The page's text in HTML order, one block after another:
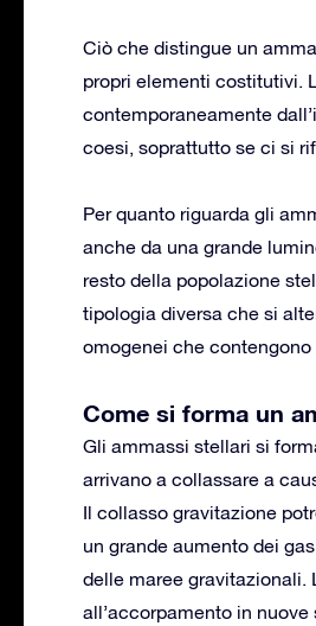
Ciò che distingue un
propri elementi costitutivi.
contemporaneamente
coesi, soprattutto se ci si
Per quanto riguarda gli
anche da una grande
resto della popolazione
tipologia diversa che si
omogenei che
Come si forma un
Gli ammassi stellari si
arrivano a collassare a
Il collasso gravitazione
un grande aumento dei
delle maree gravitazionali.
all’accorpamento in